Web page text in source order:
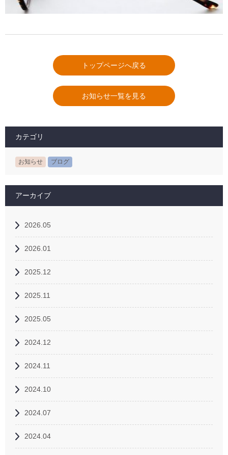
トップページへ戻る
お知らせ一覧を見る
カテゴリ
お知らせ ブログ
アーカイブ
2026.05
2026.01
2025.12
2025.11
2025.05
2024.12
2024.11
2024.10
2024.07
2024.04